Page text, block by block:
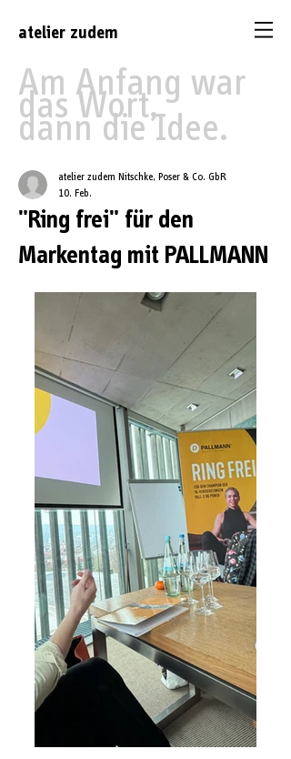
atelier zudem
Am Anfang war
das Wort,
dann die Idee.
"Ring frei" für den
Markentag mit PALLMANN
atelier zudem Nitschke, Poser & Co. GbR
10. Feb.